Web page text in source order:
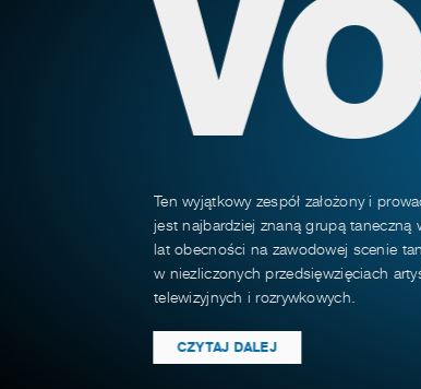
Ten wyjątkowy zespół założony i
jest najbardziej znaną grupą
lat obecności na zawodowej scenie
w niezliczonych przedsięwzięciach
telewizyjnych i rozrywkowych.
CZYTAJ DALEJ